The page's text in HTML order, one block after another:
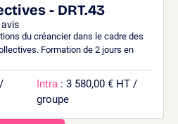
- DRT.43
avis
du créancier dans le cadre des
Formation de 2 jours en
Intra : 3 580,00 € HT /
groupe